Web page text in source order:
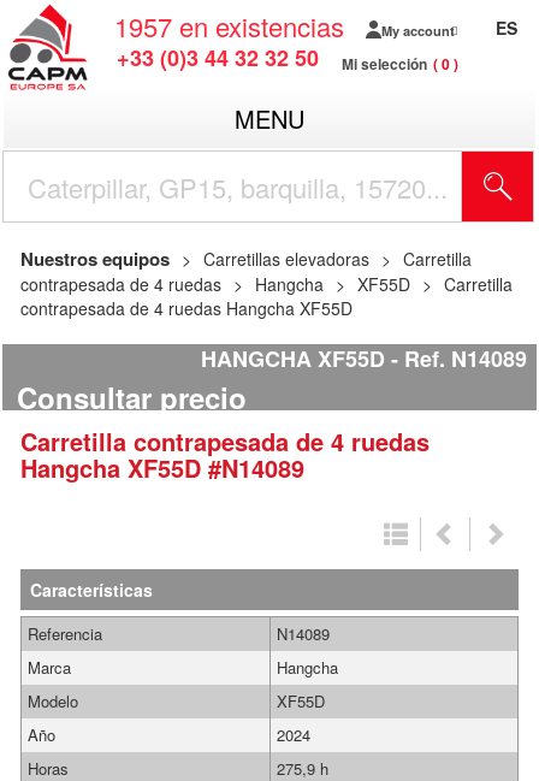
1957 en existencias
+33 (0)3 44 32 32 50
My account
Mi selección 0
ES
MENU
Nuestros equipos Carretillas elevadoras
Carretilla
contrapesada de 4 ruedas
Hangcha XF55D
Carretilla
contrapesada de 4 ruedas Hangcha XF55D
HANGCHA XF55D Ref. N14089
Consultar precio
Carretilla contrapesada de 4 ruedas
Hangcha XF55D #N14089
Características
Referencia
N14089
Marca
Hangcha
Modelo
XF55D
Año
2024
Horas
275,9 h